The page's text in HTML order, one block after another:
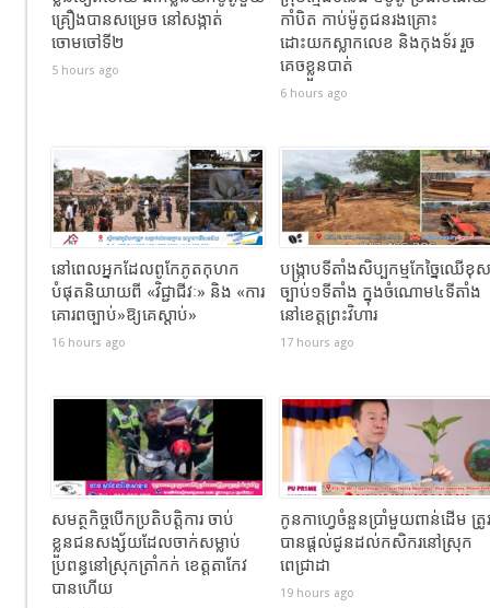
គ្រឿងបានសម្រេច នៅសង្កាត់
ចោមចៅទី២
5 hours ago
កាំបិត កាប់ម៉ូតូជនរងគ្រោះ
ដោះយកស្លាកលេខ និងកុងទ័រ រួច
គេចខ្លួនបាត់
6 hours ago
នៅពេលអ្នកដែលពូកែភូតកុហក
បំផុតនិយាយពី «វិជ្ជាជីវៈ» និង «ការ
គោរពច្បាប់»ឱ្យគេស្តាប់»
16 hours ago
បង្រ្កាបទីតាំងសិប្បកម្មកែច្នៃឈើខុស
ច្បាប់១ទីតាំង ក្នុងចំណោម៤ទីតាំង
នៅខេត្តព្រះវិហារ
17 hours ago
សមត្ថកិច្ចបើកប្រតិបត្តិការ ចាប់
ខ្លួនជនសង្ស័យដែលចាក់សម្លាប់
ប្រពន្ធនៅស្រុកត្រាំកក់ ខេត្តតាកែវ
បានហេីយ
កូនកាហ្វេចំនួនប្រាំមួយពាន់ដើម ត្រូ
បានផ្តល់ជូនដល់កសិករនៅស្រុក
ពេជ្រាដា
19 hours ago